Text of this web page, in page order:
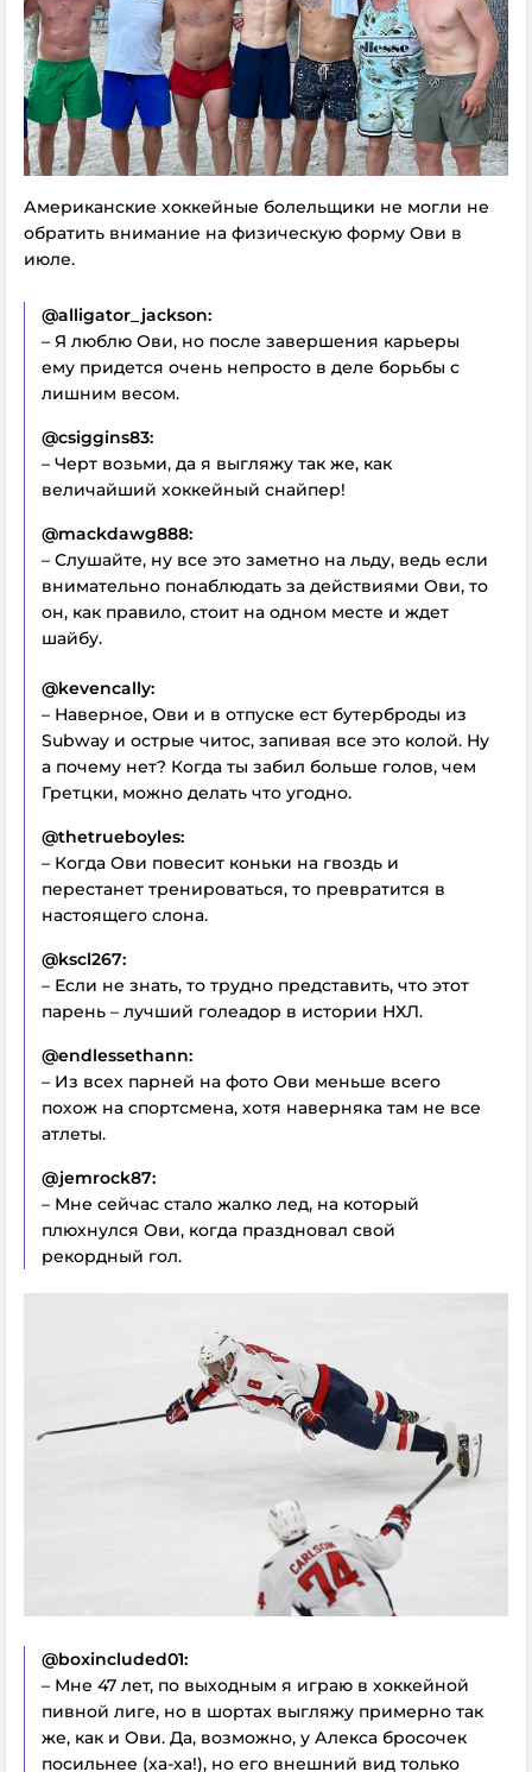
Американские хоккейные болельщики не могли не
обратить внимание на физическую форму Ови в
июле.
@alligator_jackson:
– Я люблю Ови, но после завершения карьеры
ему придется очень непросто в деле борьбы с
лишним весом.
@csiggins83:
– Черт возьми, да я выгляжу так же, как
величайший хоккейный снайпер!
@mackdawg888:
– Слушайте, ну все это заметно на льду, ведь если
внимательно понаблюдать за действиями Ови, то
он, как правило, стоит на одном месте и ждет
шайбу.
@kevencally:
– Наверное, Ови и в отпуске ест бутерброды из
Subway и острые читос, запивая все это колой. Ну
а почему нет? Когда ты забил больше голов, чем
Гретцки, можно делать что угодно.
@thetrueboyles:
– Когда Ови повесит коньки на гвоздь и
перестанет тренироваться, то превратится в
настоящего слона.
@kscl267:
– Если не знать, то трудно представить, что этот
парень – лучший голеадор в истории НХЛ.
@endlessethann:
– Из всех парней на фото Ови меньше всего
похож на спортсмена, хотя наверняка там не все
атлеты.
@jemrock87:
– Мне сейчас стало жалко лед, на который
плюхнулся Ови, когда праздновал свой
рекордный гол.
@boxincluded01:
– Мне 47 лет, по выходным я играю в хоккейной
пивной лиге, но в шортах выгляжу примерно так
же, как и Ови. Да, возможно, у Алекса бросочек
посильнее (ха-ха!), но его внешний вид только